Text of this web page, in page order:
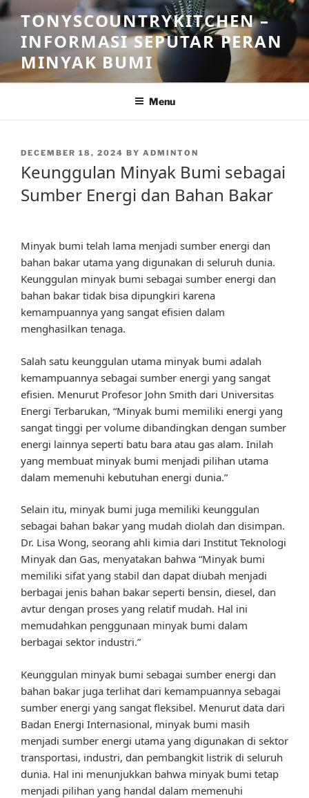
Skip
to
content
TONYSCOUNTRYKITCHEN –
INFORMASI SEPUTAR PERAN
MINYAK BUMI
Menu
POSTED
DECEMBER 18, 2024 BY ADMINTON
Keunggulan Minyak Bumi sebagai
Sumber Energi dan Bahan Bakar
Minyak bumi telah lama menjadi sumber energi dan
bahan bakar utama yang digunakan di seluruh dunia.
Keunggulan minyak bumi sebagai sumber energi dan
bahan bakar tidak bisa dipungkiri karena
kemampuannya yang sangat efisien dalam
menghasilkan tenaga.
Salah satu keunggulan utama minyak bumi adalah
kemampuannya sebagai sumber energi yang sangat
efisien. Menurut Profesor John Smith dari Universitas
Energi Terbarukan, “Minyak bumi memiliki energi yang
sangat tinggi per volume dibandingkan dengan sumber
energi lainnya seperti batu bara atau gas alam. Inilah
yang membuat minyak bumi menjadi pilihan utama
dalam memenuhi kebutuhan energi dunia.”
Selain itu, minyak bumi juga memiliki keunggulan
sebagai bahan bakar yang mudah diolah dan disimpan.
Dr. Lisa Wong, seorang ahli kimia dari Institut Teknologi
Minyak dan Gas, menyatakan bahwa “Minyak bumi
memiliki sifat yang stabil dan dapat diubah menjadi
berbagai jenis bahan bakar seperti bensin, diesel, dan
avtur dengan proses yang relatif mudah. Hal ini
memudahkan penggunaan minyak bumi dalam
berbagai sektor industri.”
Keunggulan minyak bumi sebagai sumber energi dan
bahan bakar juga terlihat dari kemampuannya sebagai
sumber energi yang sangat fleksibel. Menurut data dari
Badan Energi Internasional, minyak bumi masih
menjadi sumber energi utama yang digunakan di sektor
transportasi, industri, dan pembangkit listrik di seluruh
dunia. Hal ini menunjukkan bahwa minyak bumi tetap
menjadi pilihan yang handal dalam memenuhi